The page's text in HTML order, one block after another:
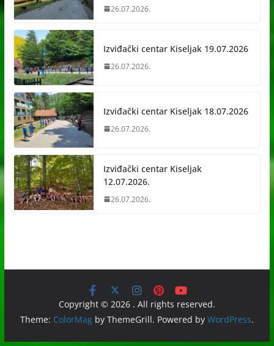
26.07.2026.
Izviđački centar Kiseljak 19.07.2026
26.07.2026.
Izviđački centar Kiseljak 18.07.2026
26.07.2026.
Izviđački centar Kiseljak
12.07.2026.
26.07.2026.
Copyright © 2026 . All rights reserved.
Theme: ColorMagby ThemeGrill. Powered by WordPress.